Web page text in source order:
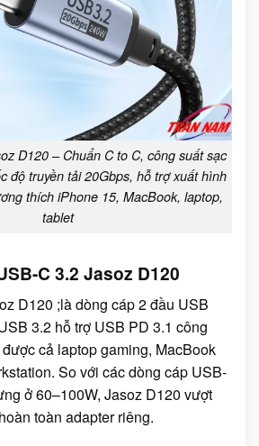
D120 – Chuẩn C to C, công suất sạc
độ truyền tải 20Gbps, hỗ trợ xuất hình
thích iPhone 15, MacBook, laptop,
tablet
C 3.2 Jasoz D120
D120 ;là dòng cáp 2 đầu USB
3.2 hỗ trợ USB PD 3.1 công
cả laptop gaming, MacBook
So với các dòng cáp USB-
ở 60–100W, Jasoz D120 vượt
toàn adapter riêng.